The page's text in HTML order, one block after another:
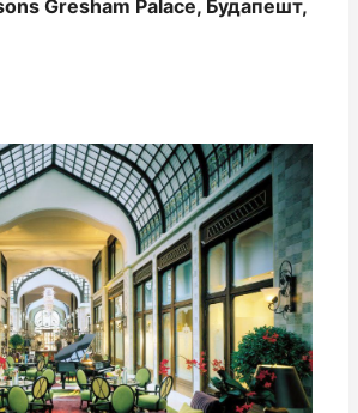
Gresham Palace, Будапешт,